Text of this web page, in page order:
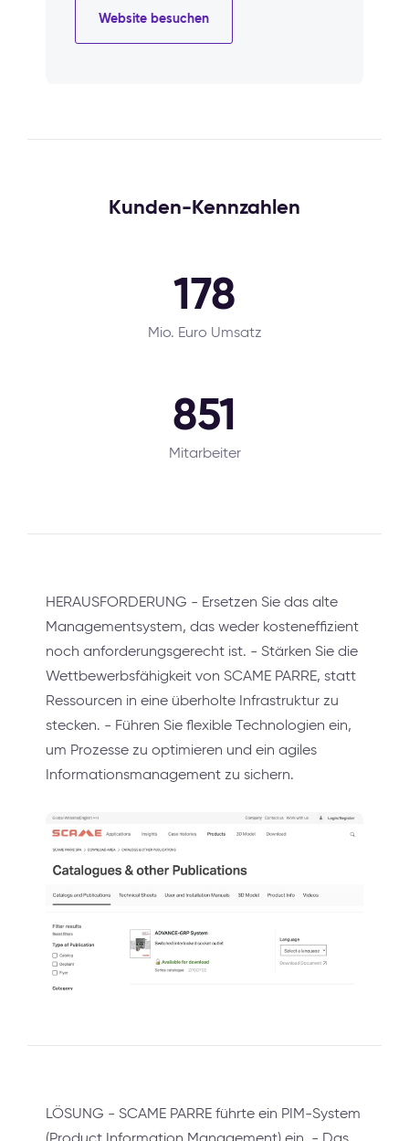
Website besuchen
Kunden-Kennzahlen
178
Mio. Euro Umsatz
851
Mitarbeiter
HERAUSFORDERUNG - Ersetzen Sie das alte
Managementsystem, das weder kosteneffizient
noch anforderungsgerecht ist. - Stärken Sie die
Wettbewerbsfähigkeit von SCAME PARRE, statt
Ressourcen in eine überholte Infrastruktur zu
stecken. - Führen Sie flexible Technologien ein,
um Prozesse zu optimieren und ein agiles
Informationsmanagement zu sichern.
LÖSUNG - SCAME PARRE führte ein PIM-System